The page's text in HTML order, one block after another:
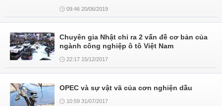
09:46 20/06/2019
Chuyên gia Nhật chỉ ra 2 vấn đề cơ bản của
ngành công nghiệp ô tô Việt Nam
22:17 15/12/2017
OPEC và sự vật vã của cơn nghiện dầu
10:59 31/07/2017